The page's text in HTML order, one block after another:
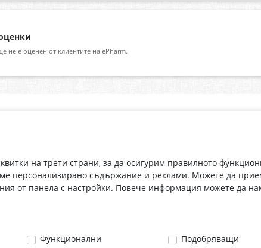
не е оценен от клиентите на ePharm.
С абонамента се съгласявам сПолитиката за
на трети страни, за да осигурим правилното
персонализирано съдържание и реклами. Можете да
от панела с настройки. Повече информация можете да
Функционални Подобряващи